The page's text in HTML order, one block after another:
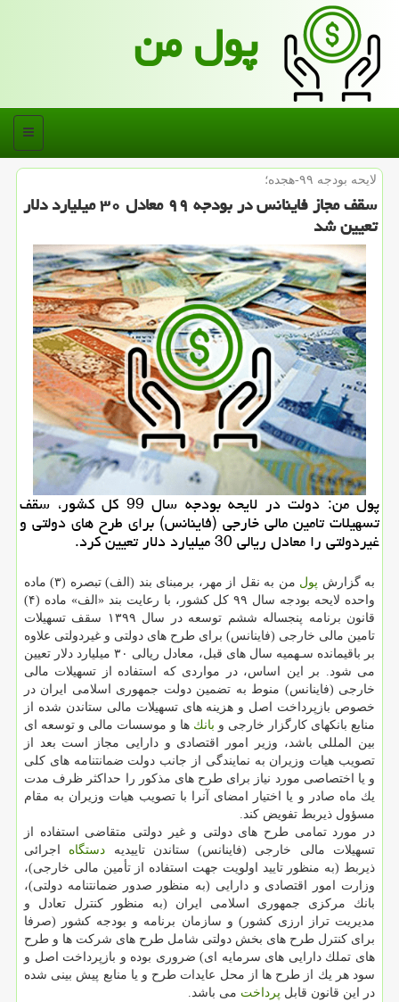
پول من
منو
لایحه بودجه ۹۹-هجده؛
سقف مجاز فاینانس در بودجه ۹۹ معادل ۳۰ میلیارد دلار
تعیین شد
پول من: دولت در لایحه بودجه سال 99 كل كشور، سقف
تسهیلات تامین مالی خارجی (فاینانس) برای طرح های دولتی و
غیردولتی را معادل ریالی 30 میلیارد دلار تعیین كرد.
به گزارش پول
من به نقل از مهر، برمبنای بند (الف) تبصره (۳) ماده
واحده لایحه بودجه سال ۹۹ كل كشور، با رعایت بند «الف» ماده (۴)
قانون برنامه پنجساله ششم توسعه در سال ۱۳۹۹ سقف تسهیلات
تامین مالی خارجی (فاینانس) برای طرح های دولتی و غیردولتی علاوه
بر باقیمانده سـهمیه سال های قبل، معادل ریالی ۳۰ میلیارد دلار تعیین
می شود. بر این اساس، در مواردی كه استفاده از تسهیلات مالی
خارجی (فاینانس) منوط به تضمین دولت جمهوری اسلامی ایران در
خصوص بازپرداخت اصل و هزینه های تسهیلات مالی ستاندن شده از
منابع بانكهای كارگزار خارجی و بانك ها و موسسات مالی و توسعه ای
بین المللی باشد، وزیر امور اقتصادی و دارایی مجاز است بعد از
تصویب هیات وزیران به نمایندگی از جانب دولت ضمانتنامه های كلی
و یا اختصاصی مورد نیاز برای طرح های مذكور را حداكثر ظرف مدت
یك ماه صادر و یا اختیار امضای آنرا با تصویب هیات وزیران به مقام
مسؤول ذیربط تفویض كند.
در مورد تمامی طرح های دولتی و غیر دولتی متقاضی استفاده از
تسهیلات مالی خارجی (فاینانس) ستاندن تاییدیه دستگاه اجرائی
ذیربط (به منظور تایید اولویت جهت استفاده از تأمین مالی خارجی)،
وزارت امور اقتصادی و دارایی (به منظور صدور ضمانتنامه دولتی)،
بانك مركزی جمهوری اسلامی ایران (به منظور كنترل تعادل و
مدیریت تراز ارزی كشور) و سازمان برنامه و بودجه كشور (صرفا
برای كنترل طرح های بخش دولتی شامل طرح های شركت ها و طرح
های تملك دارایی های سرمایه ای) ضروری بوده و بازپرداخت اصل و
سود هر یك از طرح ها از محل عایدات طرح و یا منابع پیش بینی شده
در این قانون قابل پرداخت می باشد.